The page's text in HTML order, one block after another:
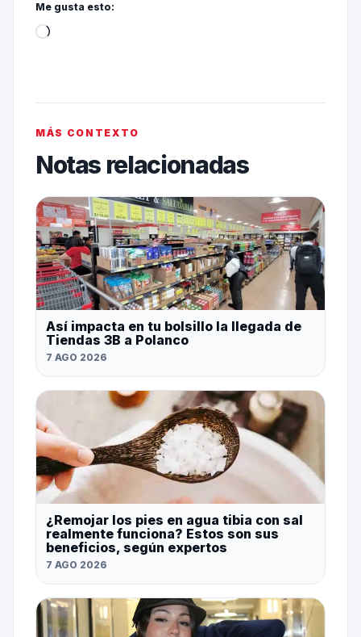
Me gusta esto:
MÁS CONTEXTO
Notas relacionadas
Así impacta en tu bolsillo la llegada de
Tiendas 3B a Polanco
7 AGO 2026
¿Remojar los pies en agua tibia con sal
realmente funciona? Estos son sus
beneficios, según expertos
7 AGO 2026